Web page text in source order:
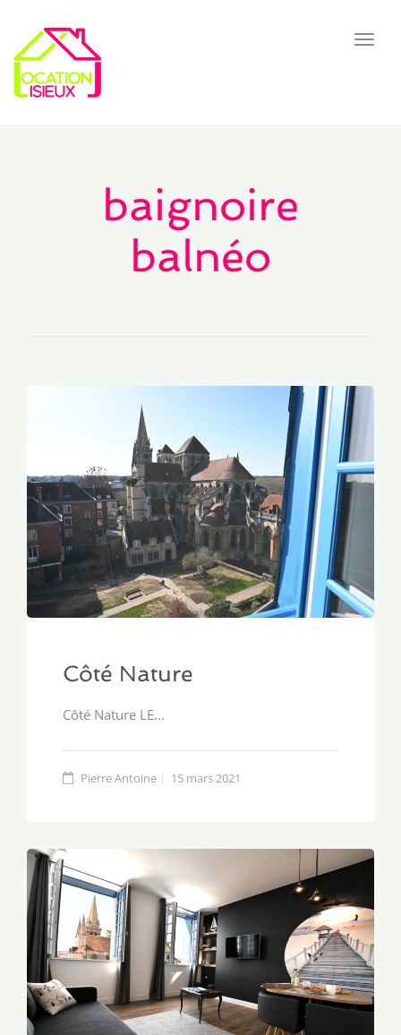
baignoire
balnéo
Côté Nature
Côté Nature LE…
Pierre Antoine 15 mars 2021